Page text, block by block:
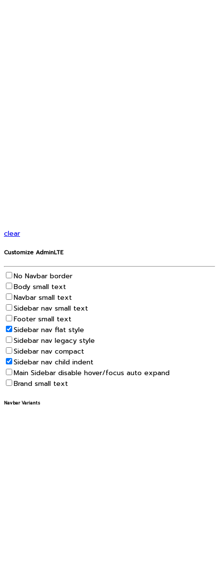
clear
Customize AdminLTE
No Navbar border
Body small text
Navbar small text
Sidebar nav small text
Footer small text
Sidebar nav flat style
Sidebar nav legacy style
Sidebar nav compact
Sidebar nav child indent
Main Sidebar disable hover/focus auto expand
Brand small text
Navbar Variants